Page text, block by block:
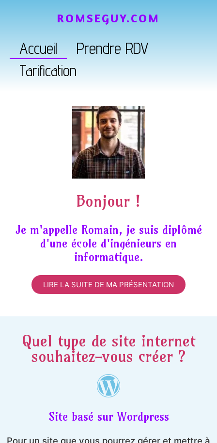
Accueil
Prendre RDV
Tarification
ROMSEGUY.COM
Bonjour !
Je m'appelle Romain, je suis diplômé
d'une école d'ingénieurs en
informatique.
LIRE LA SUITE DE MA PRÉSENTATION
Quel type de site internet
souhaitez-vous créer ?
Site basé sur Wordpress
Pour un site que vous pourrez gérer et mettre à